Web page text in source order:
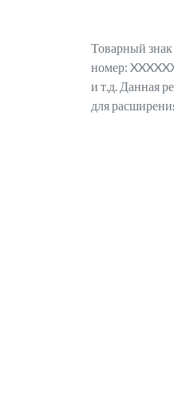
Товарный
номер:
и т.д. Данная
для